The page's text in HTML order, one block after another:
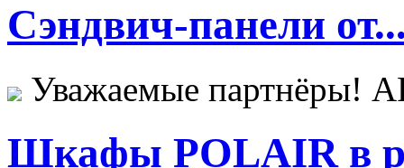
Сэндвич-панели
Уважаемые
Шкафы POLAIR в